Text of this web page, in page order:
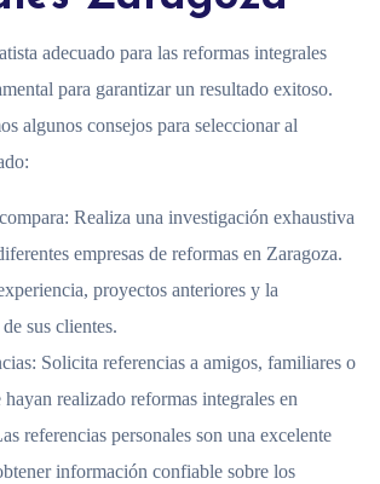
adecuado para las reformas integrales
para garantizar un resultado exitoso.
algunos consejos para seleccionar al
Realiza una investigación exhaustiva
empresas de reformas en Zaragoza.
proyectos anteriores y la
sus clientes.
Solicita referencias a amigos, familiares o
realizado reformas integrales en
referencias personales son una excelente
información confiable sobre los